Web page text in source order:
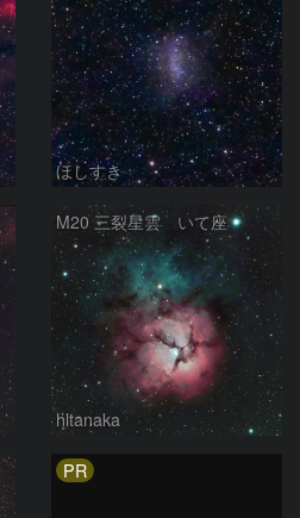
ほしすき
M20 三裂星雲 いて座
hltanaka
PR